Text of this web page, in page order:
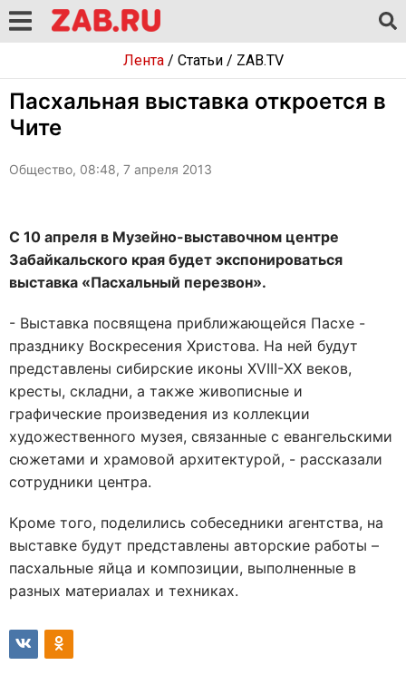
Лента/ Статьи/ ZAB.TV
Пасхальная выставка откроется в
Чите
Общество, 08:48, 7 апреля 2013
С 10 апреля в Музейно-выставочном центре
Забайкальского края будет экспонироваться
выставка «Пасхальный перезвон».
- Выставка посвящена приближающейся Пасхе -
празднику Воскресения Христова. На ней будут
представлены сибирские иконы XVIII-ХХ веков,
кресты, складни, а также живописные и
графические произведения из коллекции
художественного музея, связанные с евангельскими
сюжетами и храмовой архитектурой, - рассказали
сотрудники центра.
Кроме того, поделились собеседники агентства, на
выставке будут представлены авторские работы –
пасхальные яйца и композиции, выполненные в
разных материалах и техниках.